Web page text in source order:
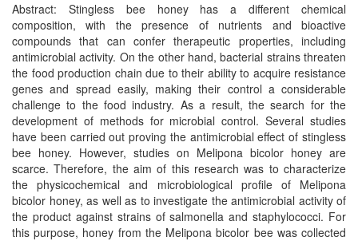
Abstract: Stingless bee honey has a different chemical
composition, with the presence of nutrients and bioactive
compounds that can confer therapeutic properties, including
antimicrobial activity. On the other hand, bacterial strains threaten
the food production chain due to their ability to acquire resistance
genes and spread easily, making their control a considerable
challenge to the food industry. As a result, the search for the
development of methods for microbial control. Several studies
have been carried out proving the antimicrobial effect of stingless
bee honey. However, studies on Melipona bicolor honey are
scarce. Therefore, the aim of this research was to characterize
the physicochemical and microbiological profile of Melipona
bicolor honey, as well as to investigate the antimicrobial activity of
the product against strains of salmonella and staphylococci. For
this purpose, honey from the Melipona bicolor bee was collected